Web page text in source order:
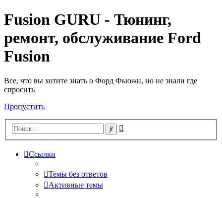
Fusion GURU - Тюнинг,
ремонт, обслуживание Ford
Fusion
Все, что вы хотите знать о Форд Фьюжн, но не знали где
спросить
Пропустить
Поиск
Ссылки
Темы без ответов
Активные темы